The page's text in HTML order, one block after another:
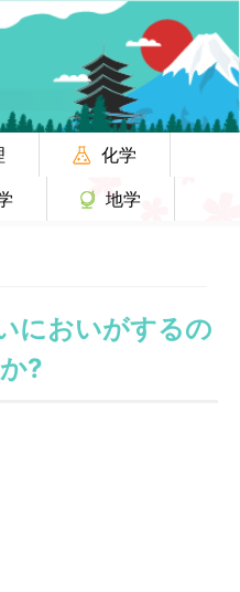
化学
地学
においがするの
?